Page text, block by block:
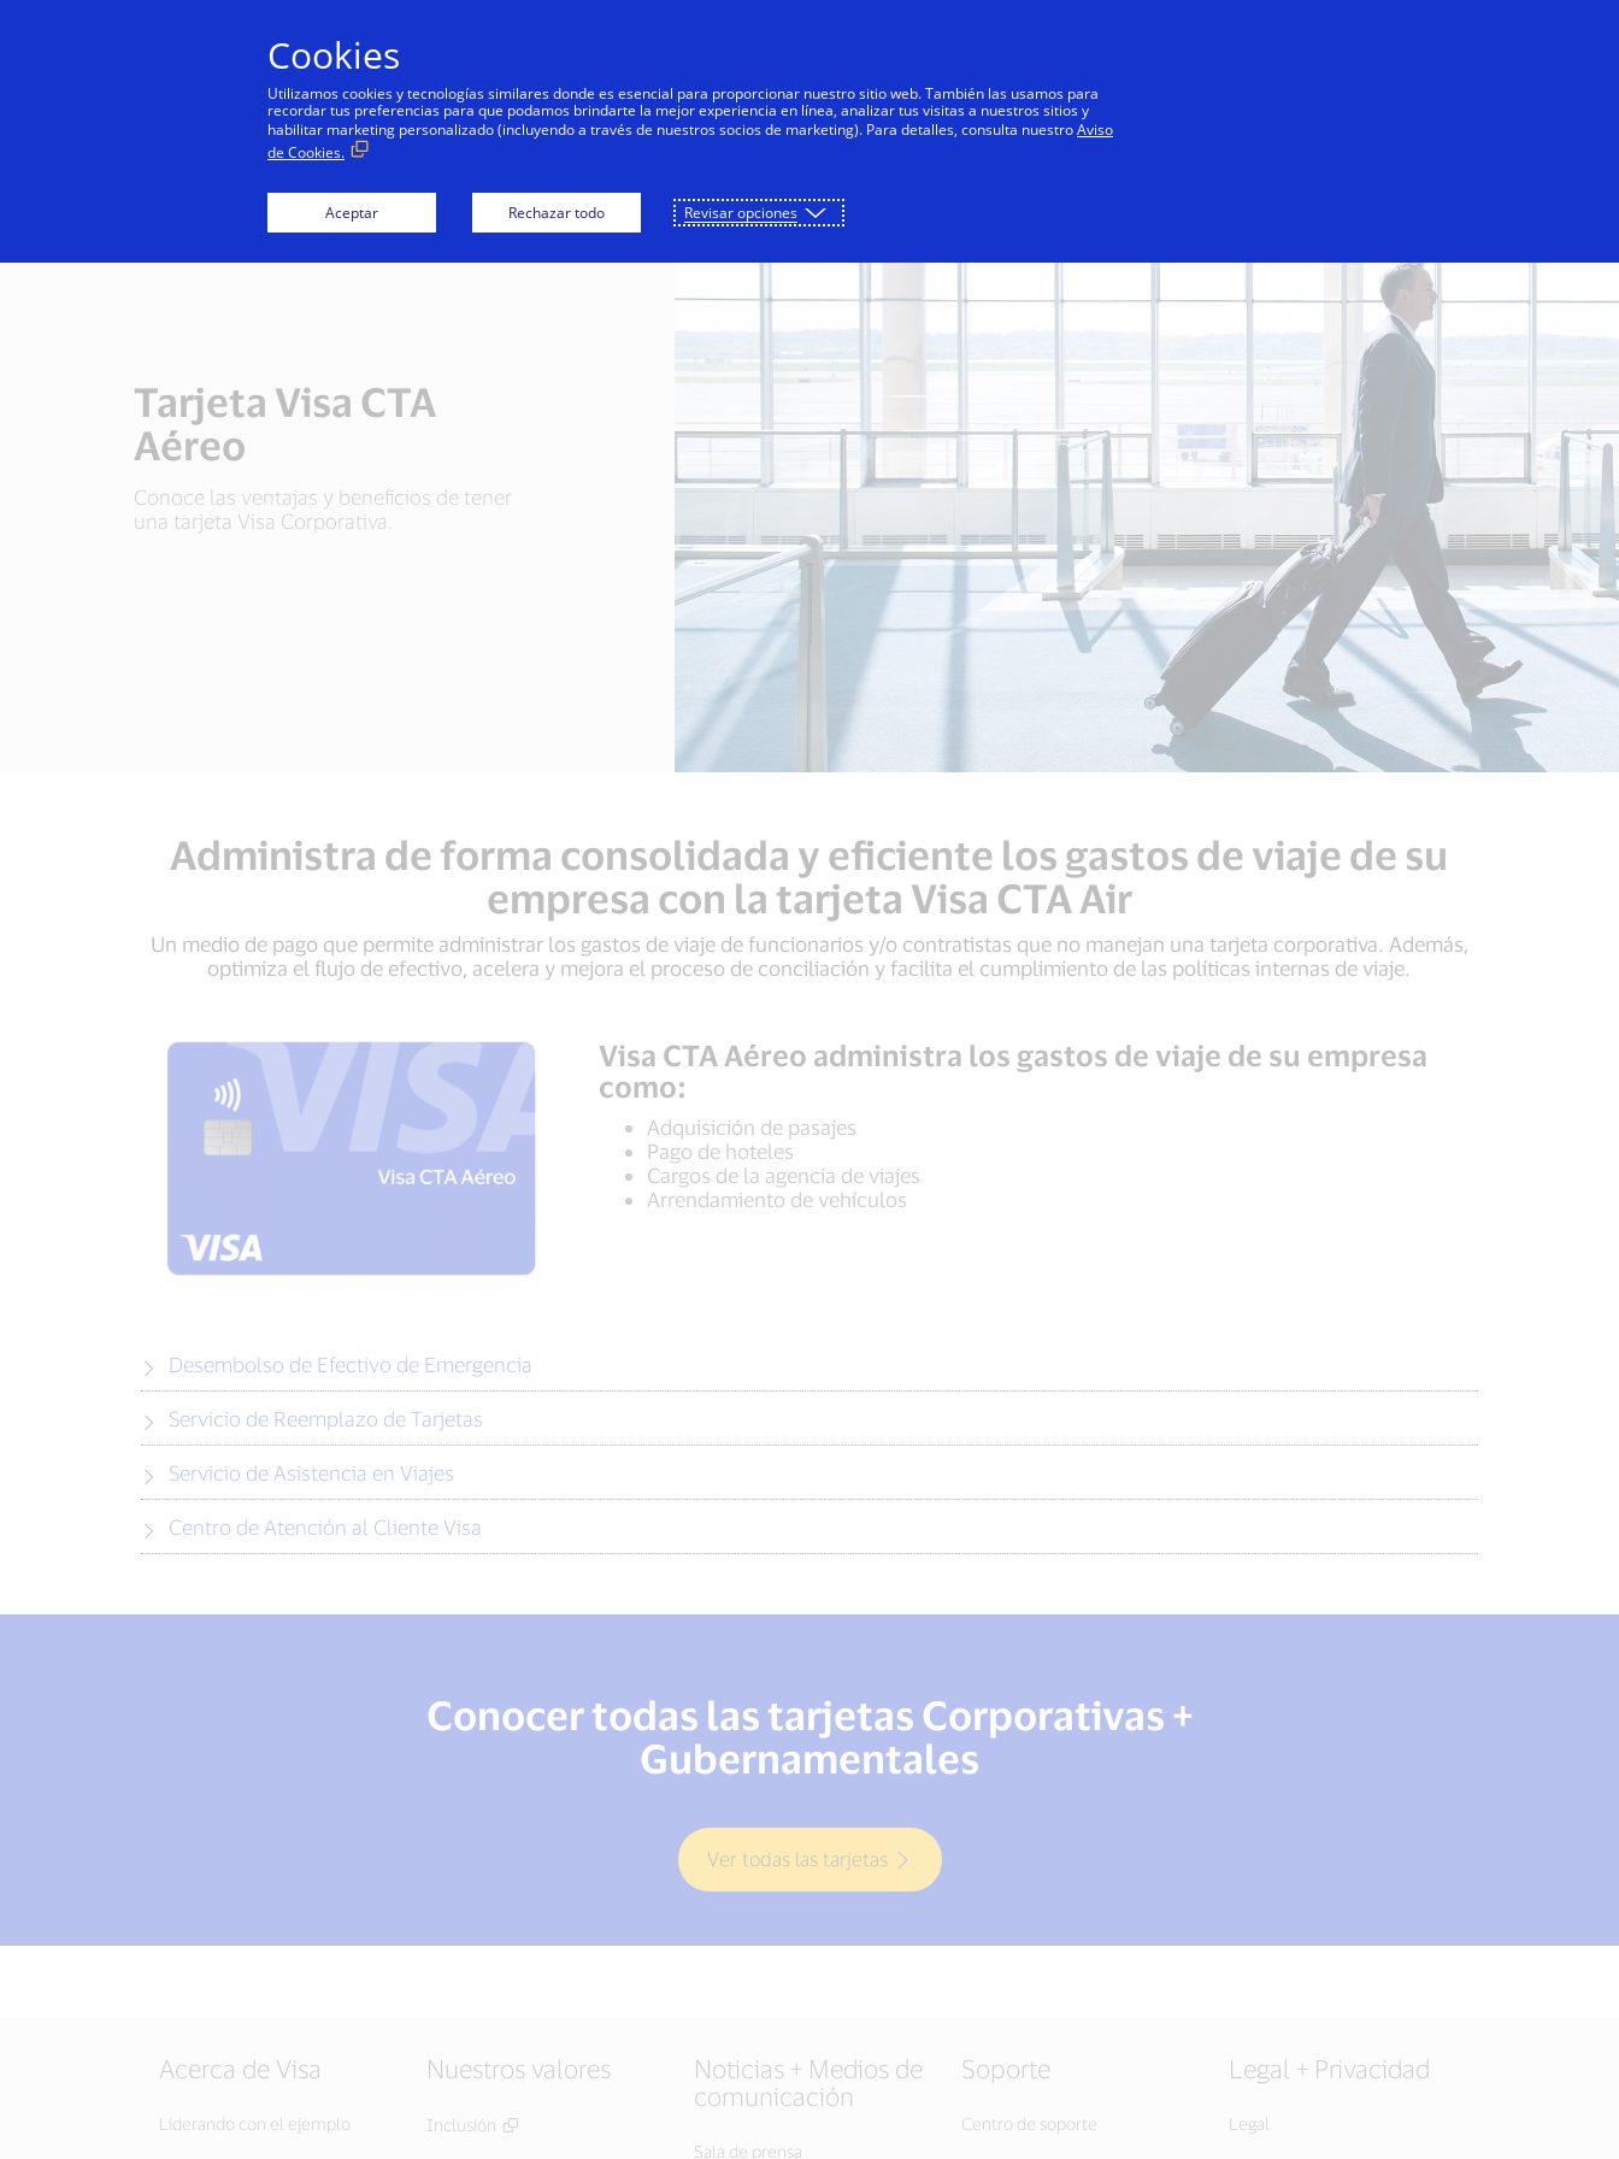
Personas Negocios Innovadores Todos
Tarjeta Visa CTA
Aéreo
Conoce las ventajas y beneficios de tener
una tarjeta Visa Corporativa.
Administra de forma consolidada y eficiente los gastos de viaje de su
empresa con la tarjeta Visa CTA Air
Un medio de pago que permite administrar los gastos de viaje de funcionarios y/o contratistas que no manejan una tarjeta corporativa. Además,
optimiza el flujo de efectivo, acelera y mejora el proceso de conciliación y facilita el cumplimiento de las políticas internas de viaje.
Visa CTA Aéreo administra los gastos de viaje de su empresa
como:
Adquisición de pasajes
Pago de hoteles
Cargos de la agencia de viajes
Arrendamiento de vehículos
Desembolso de Efectivo de Emergencia
Servicio de Reemplazo de Tarjetas
Servicio de Asistencia en Viajes
Centro de Atención al Cliente Visa
Conocer todas las tarjetas Corporativas +
Gubernamentales
Ver todas las tarjetas
Acerca de Visa
Liderando con el ejemplo
Nuestros valores
Inclusión
Noticias + Medios de
comunicación
Sala de prensa
Soporte
Centro de soporte
Legal + Privacidad
Legal
Cookies
Utilizamos cookies y tecnologías similares donde es esencial para proporcionar nuestro sitio web. También las usamos para
recordar tus preferencias para que podamos brindarte la mejor experiencia en línea, analizar tus visitas a nuestros sitios y
habilitar marketing personalizado (incluyendo a través de nuestros socios de marketing). Para detalles, consulta nuestroAviso
de Cookies.
Aceptar Rechazar todo Revisar opciones